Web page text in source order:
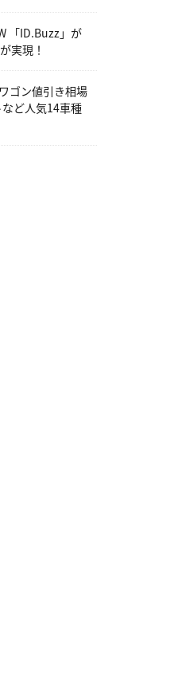
「ID.Buzz」が
実現！
ゴン値引き相場
ど人気14車種